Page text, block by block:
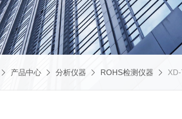
产品中心 分析仪器 ROHS检测仪器 XD-